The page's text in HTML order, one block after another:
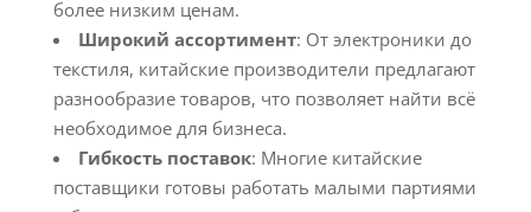
более низким ценам.
Широкий ассортимент: От электроники до
текстиля, китайские производители предлагают
разнообразие товаров, что позволяет найти всё
необходимое для бизнеса.
Гибкость поставок: Многие китайские
поставщики готовы работать малыми партиями